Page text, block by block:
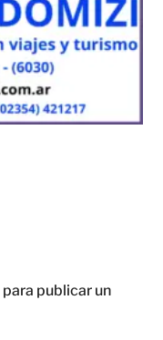
para publicar un